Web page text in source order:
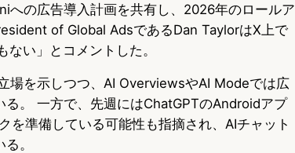
の広告導入計画を共有し、2026年のロールア
of Global AdsであるDan TaylorはX上で
ない」とコメントした。
場を示しつつ、AI OverviewsやAI Modeでは広
。 一方で、先週にはChatGPTのAndroidアプ
を準備している可能性も指摘され、AIチャット
。